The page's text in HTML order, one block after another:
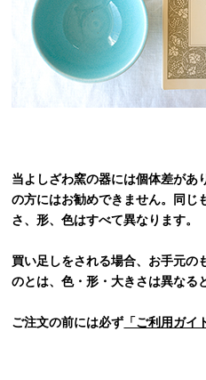
当よしざわ窯の器には個体差があ
の方にはお勧めできません。同じ
さ、形、色はすべて異なります。
買い足しをされる場合、お手元の
のとは、色・形・大きさは異なる
ご注文の前には必ず 「ご利用ガイ